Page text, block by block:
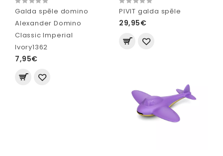
Galda spēle domino
Alexander Domino
Classic Imperial
Ivory1362
7,95€
PIVIT galda spēle
29,95€